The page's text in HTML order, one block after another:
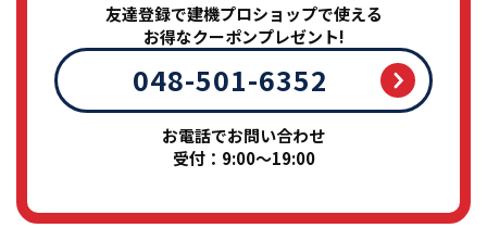
友達登録で建機プロショップで使える
お得なクーポンプレゼント!
048-501-6352
お電話でお問い合わせ
受付：9:00～19:00